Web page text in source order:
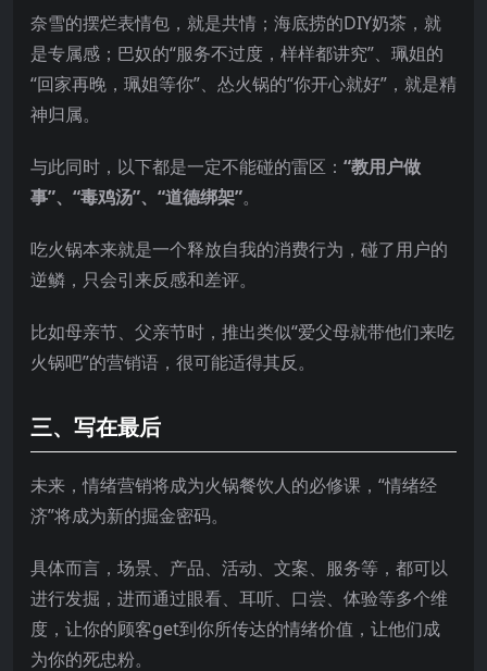
奈雪的摆烂表情包，就是共情；海底捞的DIY奶茶，就
是专属感；巴奴的“服务不过度，样样都讲究”、珮姐的
“回家再晚，珮姐等你”、怂火锅的“你开心就好”，就是精
神归属。
与此同时，以下都是一定不能碰的雷区： “教用户做
事”、“毒鸡汤”、“道德绑架”。
吃火锅本来就是一个释放自我的消费行为，碰了用户的
逆鳞，只会引来反感和差评。
比如母亲节、父亲节时，推出类似“爱父母就带他们来吃
火锅吧”的营销语，很可能适得其反。
三、写在最后
未来，情绪营销将成为火锅餐饮人的必修课，“情绪经
济”将成为新的掘金密码。
具体而言，场景、产品、活动、文案、服务等，都可以
进行发掘，进而通过眼看、耳听、口尝、体验等多个维
度，让你的顾客get到你所传达的情绪价值，让他们成
为你的死忠粉。